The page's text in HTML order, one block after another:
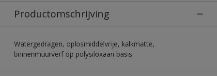
Productomschrijving
Watergedragen, oplosmiddelvrije, kalkmatte,
binnenmuurverf op polysiloxaan basis.